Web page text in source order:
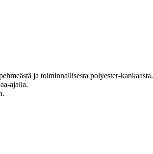
ja toiminnallisesta polyester-kankaasta.
ajalla.